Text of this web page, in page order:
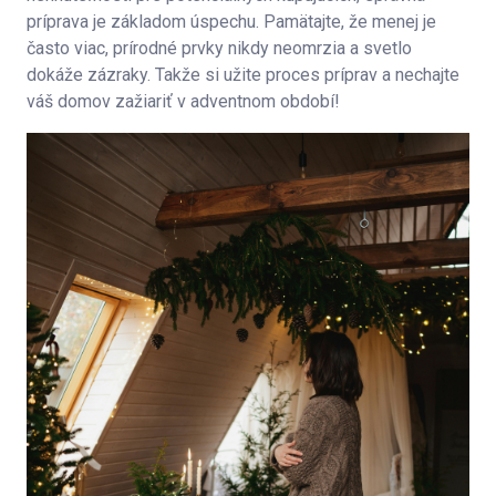
príprava je základom úspechu. Pamätajte, že menej je
často viac, prírodné prvky nikdy neomrzia a svetlo
dokáže zázraky. Takže si užite proces príprav a nechajte
váš domov zažiariť v adventnom období!